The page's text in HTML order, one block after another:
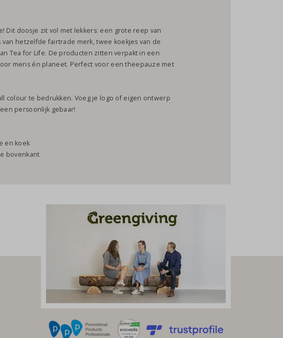
Dit doosje zit vol met lekkers: een grote reep van
hetzelfde fairtrade merk, twee koekjes van de
Tea for Life. De producten zitten verpakt in een
mens én planeet. Perfect voor een theepauze met
colour te bedrukken. Voeg je logo of eigen ontwerp
persoonlijk gebaar!
en koek
bovenkant